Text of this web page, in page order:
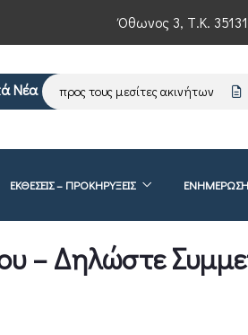
Όθωνος 3, Τ.Κ.
Νέαπρος τους μεσίτες ακινήτων
ΕΚΘΕΣΕΙΣ – ΠΡΟΚΗΡΥΞΕΙΣ ΕΝΗΜΈΡΩΣΗ
– Δηλώστε